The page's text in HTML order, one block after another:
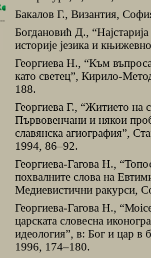
Бакалов Г., Византия,
Богдановић Д.,
историjе jезика и
Георгиева Н., “Към
като светец”, Кирило-
188.
Георгиева Г., “Житието
Първовенчани и някои
славянска агиография”,
1994, 86–92.
Георгиева-Гагова Н.,
похвалните слова на
Медиевистични ракурси,
Георгиева-Гагова Н.,
царската словесна
идеология”, в: Бог и цар в
1996, 174–180.